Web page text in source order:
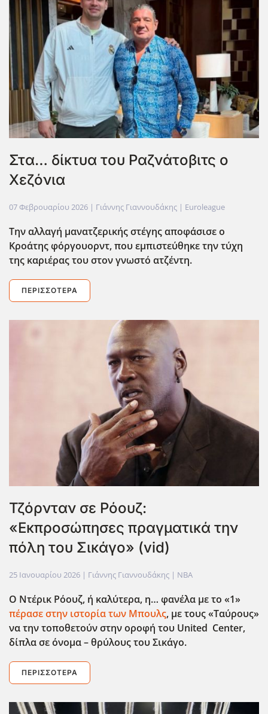
Στα… δίκτυα του Ραζνάτοβιτς ο
Χεζόνια
07 Φεβρουαρίου 2026 | Γιάννης Γιαννουδάκης | Euroleague
Την αλλαγή μανατζερικής στέγης αποφάσισε ο
Κροάτης φόργουορντ, που εμπιστεύθηκε την τύχη
της καριέρας του στον γνωστό ατζέντη.
ΠΕΡΙΣΣΌΤΕΡΑ
Τζόρνταν σε Ρόουζ:
«Εκπροσώπησες πραγματικά την
πόλη του Σικάγο» (vid)
25 Ιανουαρίου 2026 | Γιάννης Γιαννουδάκης | NBA
Ο Ντέρικ Ρόουζ, ή καλύτερα, η… φανέλα με το «1»
πέρασε στην ιστορία των Μπουλς, με τους «Ταύρους»
να την τοποθετούν στην οροφή του United Center,
δίπλα σε όνομα – θρύλους του Σικάγο.
ΠΕΡΙΣΣΌΤΕΡΑ